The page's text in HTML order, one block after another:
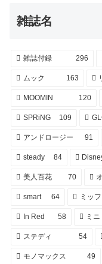
雑誌名
雑誌付録 296
ムック 163
MOOMIN 120
SPRiNG 109
アンドロージー 91
steady 84
美人百花 70
smart 64 ミッ
In Red 58 ミニ
ステディ 54
モノマックス 49